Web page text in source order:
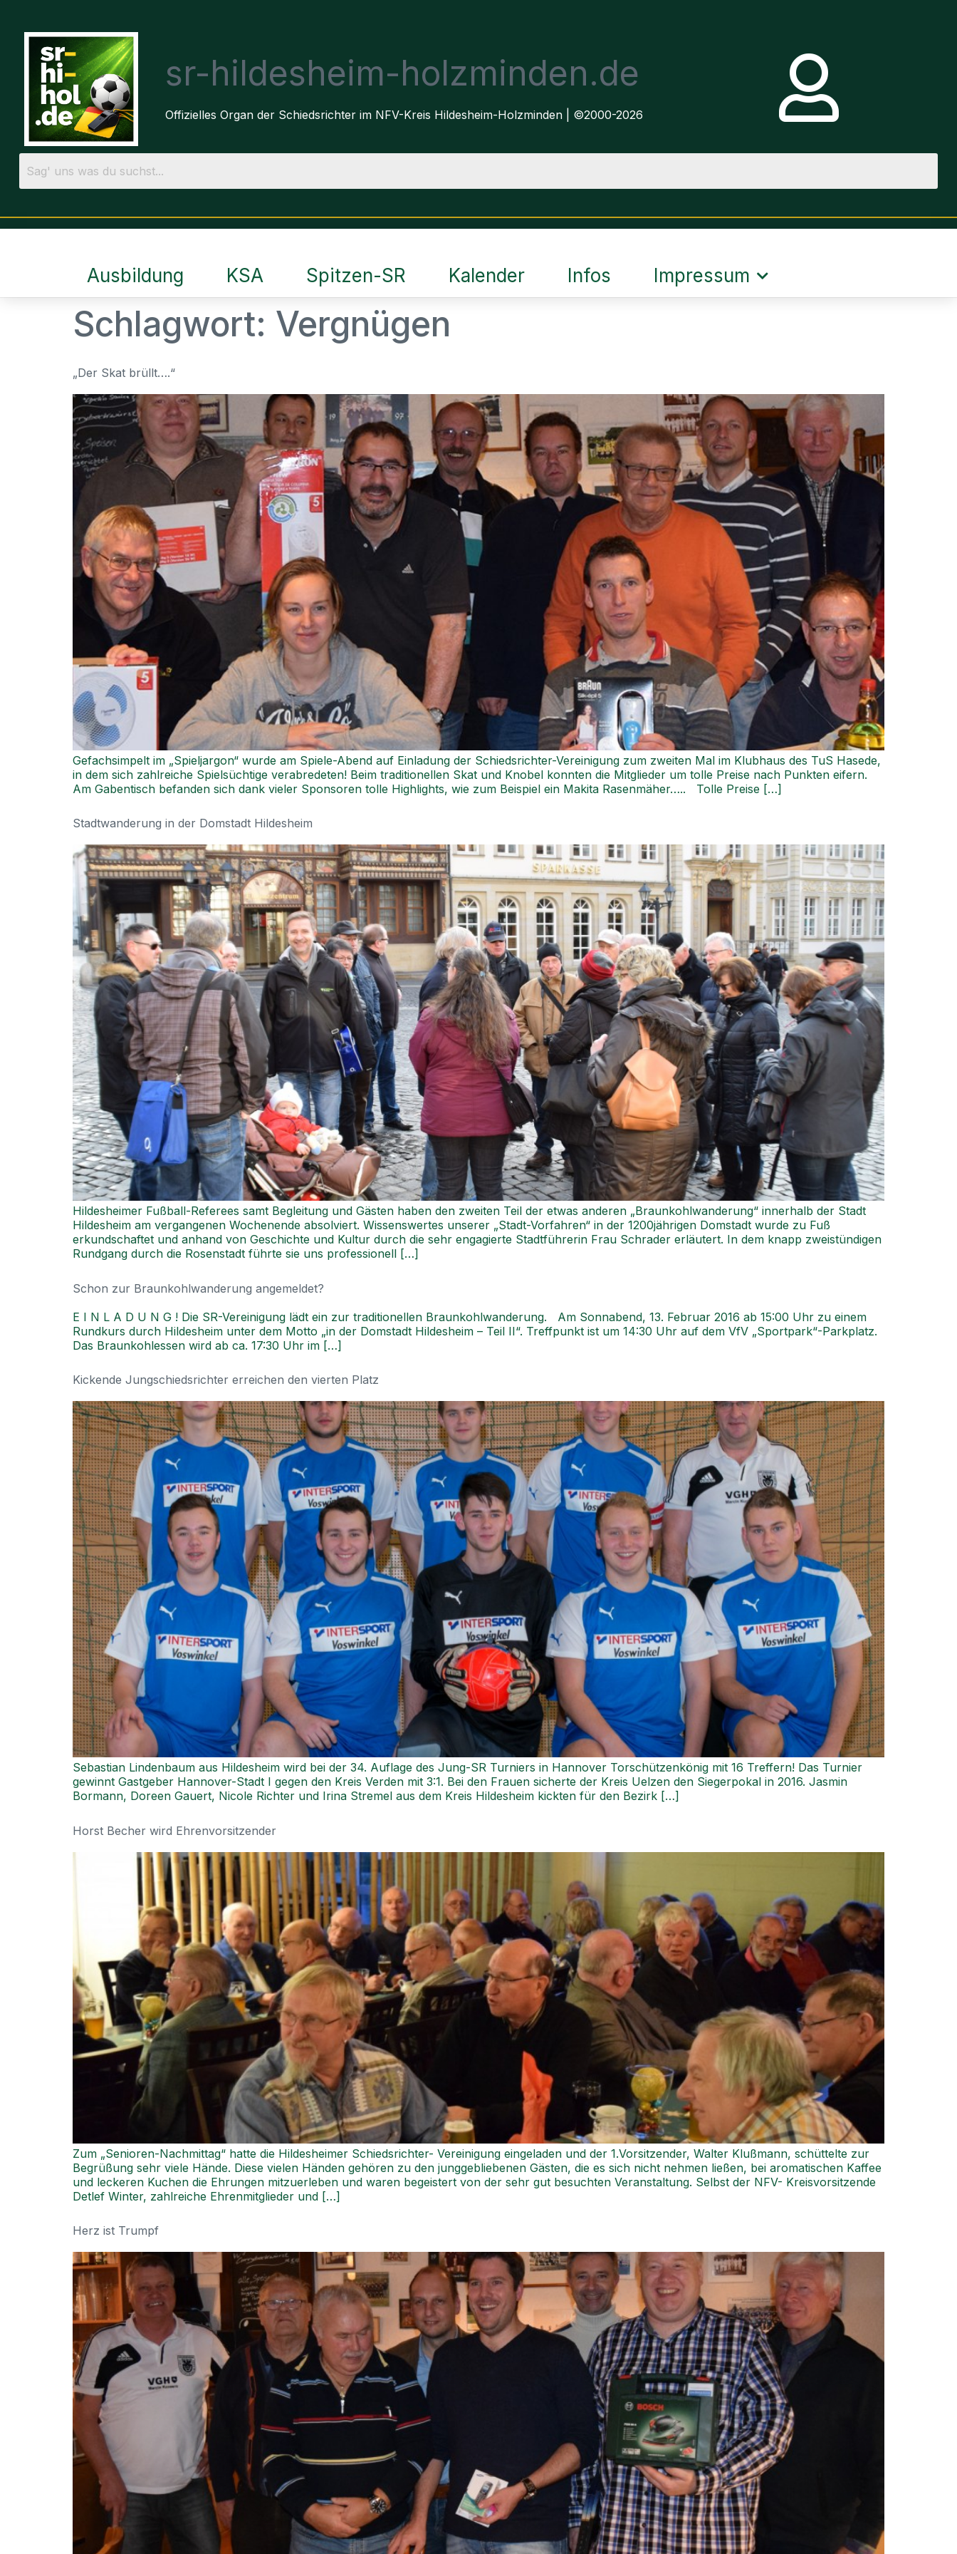
sr-hildesheim-holzminden.de
Offizielles Organ der Schiedsrichter im NFV-Kreis Hildesheim-Holzminden | ©2000-2026
Ausbildung KSA Spitzen-SR Kalender Infos Impressum
Schlagwort: Vergnügen
„Der Skat brüllt….“
Gefachsimpelt im „Spieljargon“ wurde am Spiele-Abend auf Einladung der Schiedsrichter-Vereinigung zum zweiten Mal im Klubhaus des TuS Hasede,
in dem sich zahlreiche Spielsüchtige verabredeten! Beim traditionellen Skat und Knobel konnten die Mitglieder um tolle Preise nach Punkten eifern.
Am Gabentisch befanden sich dank vieler Sponsoren tolle Highlights, wie zum Beispiel ein Makita Rasenmäher….. Tolle Preise […]
Stadtwanderung in der Domstadt Hildesheim
Hildesheimer Fußball-Referees samt Begleitung und Gästen haben den zweiten Teil der etwas anderen „Braunkohlwanderung“ innerhalb der Stadt
Hildesheim am vergangenen Wochenende absolviert. Wissenswertes unserer „Stadt-Vorfahren“ in der 1200jährigen Domstadt wurde zu Fuß
erkundschaftet und anhand von Geschichte und Kultur durch die sehr engagierte Stadtführerin Frau Schrader erläutert. In dem knapp zweistündigen
Rundgang durch die Rosenstadt führte sie uns professionell […]
Schon zur Braunkohlwanderung angemeldet?
E I N L A D U N G ! Die SR-Vereinigung lädt ein zur traditionellen Braunkohlwanderung. Am Sonnabend, 13. Februar 2016 ab 15:00 Uhr zu einem
Rundkurs durch Hildesheim unter dem Motto „in der Domstadt Hildesheim – Teil II“. Treffpunkt ist um 14:30 Uhr auf dem VfV „Sportpark“-Parkplatz.
Das Braunkohlessen wird ab ca. 17:30 Uhr im […]
Kickende Jungschiedsrichter erreichen den vierten Platz
Sebastian Lindenbaum aus Hildesheim wird bei der 34. Auflage des Jung-SR Turniers in Hannover Torschützenkönig mit 16 Treffern! Das Turnier
gewinnt Gastgeber Hannover-Stadt I gegen den Kreis Verden mit 3:1. Bei den Frauen sicherte der Kreis Uelzen den Siegerpokal in 2016. Jasmin
Bormann, Doreen Gauert, Nicole Richter und Irina Stremel aus dem Kreis Hildesheim kickten für den Bezirk […]
Horst Becher wird Ehrenvorsitzender
Zum „Senioren-Nachmittag“ hatte die Hildesheimer Schiedsrichter- Vereinigung eingeladen und der 1.Vorsitzender, Walter Klußmann, schüttelte zur
Begrüßung sehr viele Hände. Diese vielen Händen gehören zu den junggebliebenen Gästen, die es sich nicht nehmen ließen, bei aromatischen Kaffee
und leckeren Kuchen die Ehrungen mitzuerleben und waren begeistert von der sehr gut besuchten Veranstaltung. Selbst der NFV- Kreisvorsitzende
Detlef Winter, zahlreiche Ehrenmitglieder und […]
Herz ist Trumpf